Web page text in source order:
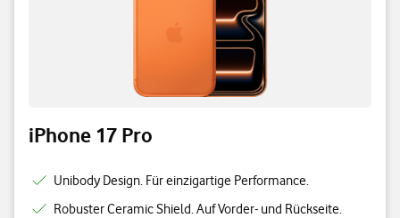
iPhone 17 Pro
Unibody Design. Für einzigartige Performance.
Robuster Ceramic Shield. Auf Vorder- und Rückseite.